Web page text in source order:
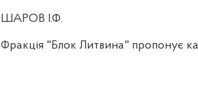
ШАРОВ І.Ф.
Фракція "Блок Литвина" пропонує